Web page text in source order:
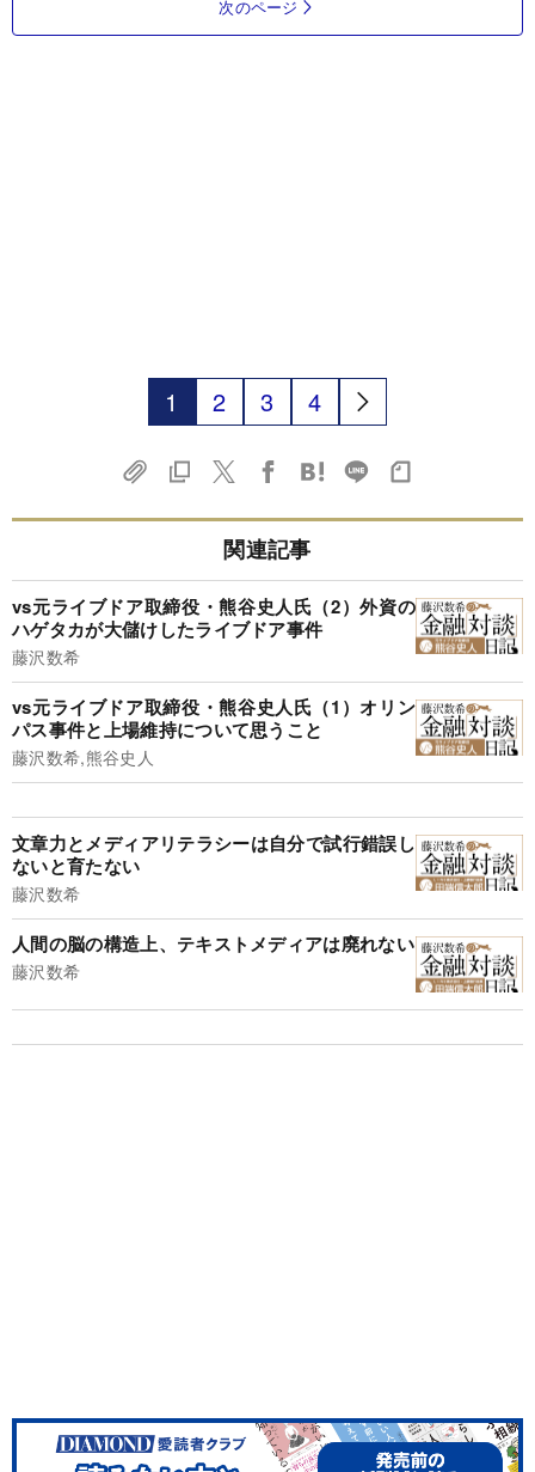
次のページ
1 2 3 4
関連記事
vs元ライブドア取締役・熊谷史人氏（2）外資の
ハゲタカが大儲けしたライブドア事件
藤沢数希
vs元ライブドア取締役・熊谷史人氏（1）オリン
パス事件と上場維持について思うこと
藤沢数希,熊谷史人
文章力とメディアリテラシーは自分で試行錯誤し
ないと育たない
藤沢数希
人間の脳の構造上、テキストメディアは廃れない
藤沢数希